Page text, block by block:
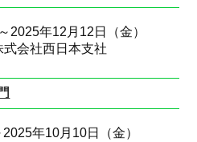
2025年12月12日（金）
会社西日本支社
年10月10日（金）